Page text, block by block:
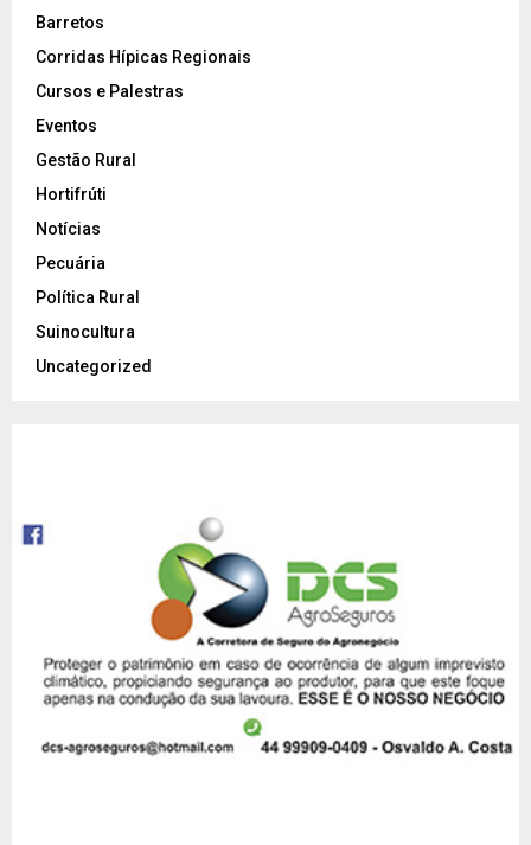
Barretos
Corridas Hípicas Regionais
Cursos e Palestras
Eventos
Gestão Rural
Hortifrúti
Notícias
Pecuária
Política Rural
Suinocultura
Uncategorized